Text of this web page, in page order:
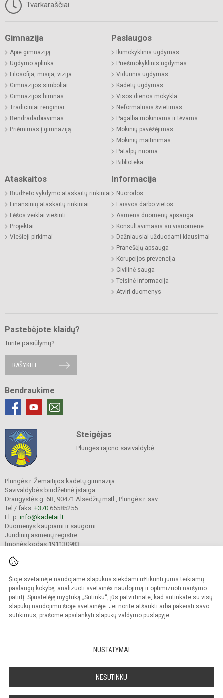
Šioje svetainėje naudojame slapukus siekdami užtikrinti jums teikiamų
paslaugų kokybę, analizuoti svetainės naudojimą ir optimizuoti naršymo
patirtį. Spustelėję mygtuką „Sutinku“, jūs patvirtinate, kad sutinkate su visų
slapukų naudojimu šioje svetainėje. Jei norite atšaukti arba pakeisti savo
sutikimus, prašome apsilankyti slapukų valdymo puslapyje.
NUSTATYMAI
NESUTINKU
Tvarkaraščiai
Gimnazija
Apie gimnaziją
Ugdymo aplinka
Filosofija, misija, vizija
Gimnazijos simboliai
Gimnazijos himnas
Tradiciniai renginiai
Bendradarbiavimas
Priėmimas į gimnaziją
Paslaugos
Ikimokyklinis ugdymas
Priešmokyklinis ugdymas
Vidurinis ugdymas
Kadetų ugdymas
Visos dienos mokykla
Neformalusis švietimas
Pagalba mokiniams ir tėvams
Mokinių pavėžėjimas
Mokinių maitinimas
Patalpų nuoma
Biblioteka
Ataskaitos
Biudžeto vykdymo ataskaitų rinkiniai
Finansinių ataskaitų rinkiniai
Lėšos veiklai viešinti
Projektai
Viešieji pirkimai
Informacija
Nuorodos
Laisvos darbo vietos
Asmens duomenų apsauga
Konsultavimasis su visuomene
Dažniausiai užduodami klausimai
Pranešėjų apsauga
Korupcijos prevencija
Civilinė sauga
Teisinė informacija
Atviri duomenys
Pastebėjote klaidų?
Turite pasiūlymų?
RAŠYKITE
Bendraukime
Steigėjas
Plungės rajono savivaldybė
Plungės r. Žemaitijos kadetų gimnazija
Savivaldybės biudžetinė įstaiga
Draugystės g. 6B, 90471 Alsėdžių mstl., Plungės r. sav.
Tel./ faks. +370 65585255
El. p. info@kadetai.lt
Duomenys kaupiami ir saugomi
Juridinių asmenų registre
Įmonės kodas 191130983
© 2025. Plungės r. Žemaitijos kadetų gimnazija. Visos teisės saugomos.
Kopijuoti turinį be raštiško įstaigos administracijos sutikimo griežtai draudžiama.
Prieinamumo paraiška Slapukų valdymas
Sumanus būdas atnaujinti